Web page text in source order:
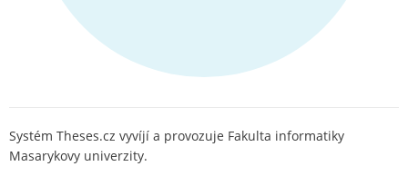
Systém Theses.cz vyvíjí a provozuje Fakulta informatiky
Masarykovy univerzity.